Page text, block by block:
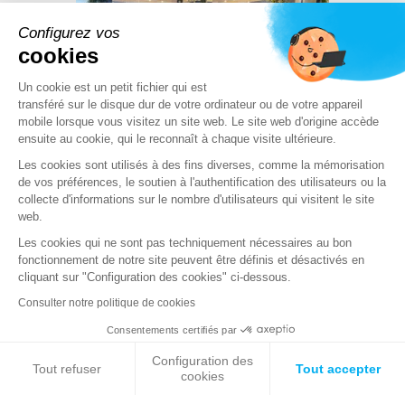
Configurez vos
cookies
Un cookie est un petit fichier qui est
transféré sur le disque dur de votre ordinateur ou de votre appareil
mobile lorsque vous visitez un site web. Le site web d'origine accède
ensuite au cookie, qui le reconnaît à chaque visite ultérieure.
Les cookies sont utilisés à des fins diverses, comme la mémorisation
de vos préférences, le soutien à l'authentification des utilisateurs ou la
collecte d'informations sur le nombre d'utilisateurs qui visitent le site
web.
Les cookies qui ne sont pas techniquement nécessaires au bon
fonctionnement de notre site peuvent être définis et désactivés en
cliquant sur "Configuration des cookies" ci-dessous.
Consulter notre politique de cookies
Consentements certifiés par
Tout refuser
Configuration des
cookies
Tout accepter